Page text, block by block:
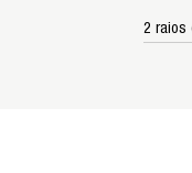
2 raios